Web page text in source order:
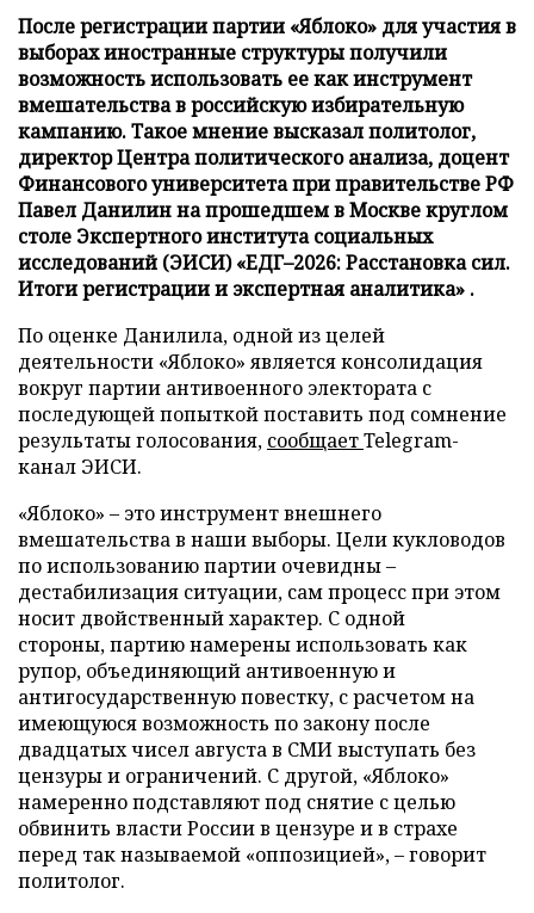
После регистрации партии «Яблоко» для участия в
выборах иностранные структуры получили
возможность использовать ее как инструмент
вмешательства в российскую избирательную
кампанию. Такое мнение высказал политолог,
директор Центра политического анализа, доцент
Финансового университета при правительстве РФ
Павел Данилин на прошедшем в Москве круглом
столе Экспертного института социальных
исследований (ЭИСИ) «ЕДГ–2026: Расстановка сил.
Итоги регистрации и экспертная аналитика» .
По оценке Данилила, одной из целей
деятельности «Яблоко» является консолидация
вокруг партии антивоенного электората с
последующей попыткой поставить под сомнение
результаты голосования, сообщаетTelegram-
канал ЭИСИ.
«Яблоко» – это инструмент внешнего
вмешательства в наши выборы. Цели кукловодов
по использованию партии очевидны –
дестабилизация ситуации, сам процесс при этом
носит двойственный характер. С одной
стороны, партию намерены использовать как
рупор, объединяющий антивоенную и
антигосударственную повестку, с расчетом на
имеющуюся возможность по закону после
двадцатых чисел августа в СМИ выступать без
цензуры и ограничений. С другой, «Яблоко»
намеренно подставляют под снятие с целью
обвинить власти России в цензуре и в страхе
перед так называемой «оппозицией», – говорит
политолог.